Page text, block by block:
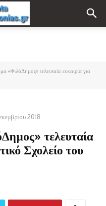
«ΦιλόΔημος» τελευταία ευκαιρία για
2018
τελευταία
Σχολείο του